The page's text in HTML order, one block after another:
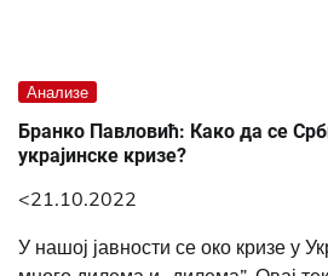
Анализе
Бранко Павловић: Како да се
украјинске кризе?
<21.10.2022
У нашој јавности се око кризе у